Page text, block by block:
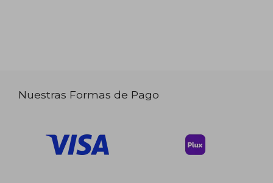
Nuestras Formas de Pago